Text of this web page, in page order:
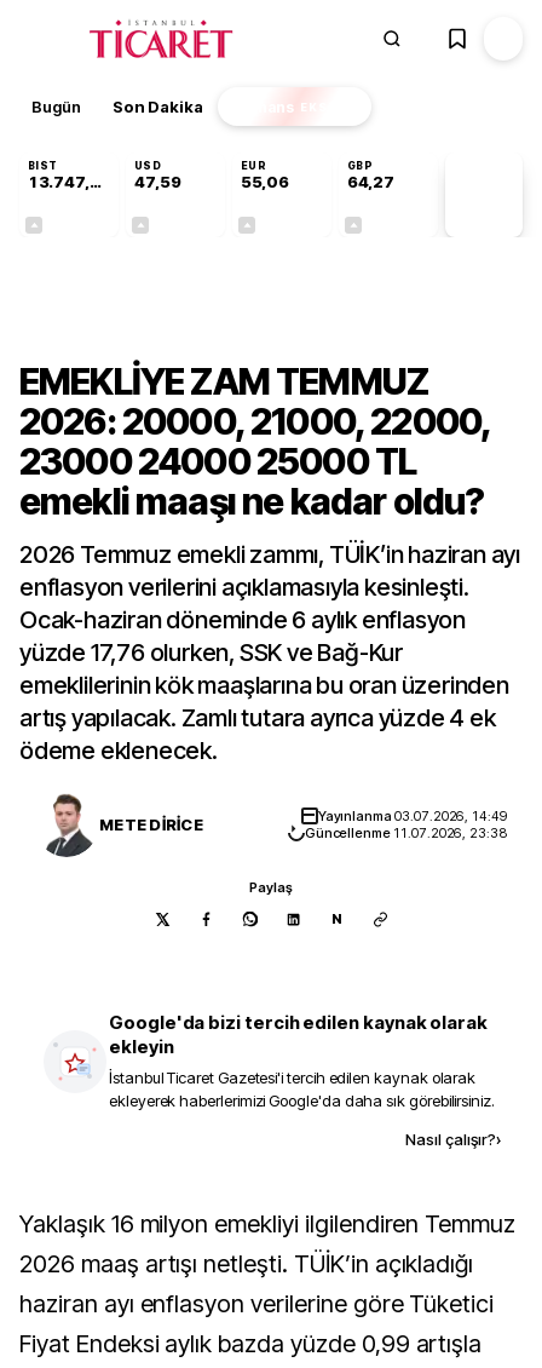
Bugün Son Dakika Finans EKSTRA
BIST
13.747,72
USD
47,59
EUR
55,06
GBP
64,27
EMEKLİYE ZAM TEMMUZ
2026: 20000, 21000, 22000,
23000 24000 25000 TL
emekli maaşı ne kadar oldu?
2026 Temmuz emekli zammı, TÜİK’in haziran ayı
enflasyon verilerini açıklamasıyla kesinleşti.
Ocak-haziran döneminde 6 aylık enflasyon
yüzde 17,76 olurken, SSK ve Bağ-Kur
emeklilerinin kök maaşlarına bu oran üzerinden
artış yapılacak. Zamlı tutara ayrıca yüzde 4 ek
ödeme eklenecek.
METE DİRİCE Yayınlanma03.07.2026, 14:49
Güncellenme 11.07.2026, 23:38
Paylaş
N
Google'da bizi tercih edilen kaynak olarak
ekleyin
İstanbul Ticaret Gazetesi'i tercih edilen kaynak olarak
ekleyerek haberlerimizi Google'da daha sık görebilirsiniz.
Nasıl çalışır?›
Yaklaşık 16 milyon emekliyi ilgilendiren Temmuz
2026 maaş artışı netleşti. TÜİK’in açıkladığı
haziran ayı enflasyon verilerine göre Tüketici
Fiyat Endeksi aylık bazda yüzde 0,99 artışla